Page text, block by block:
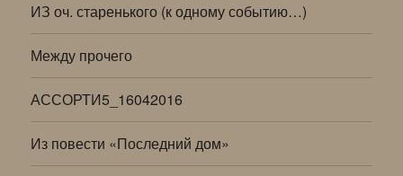
ИЗ оч. старенького (к одному событию…)
Между прочего
АССОРТИ5_16042016
Из повести «Последний дом»